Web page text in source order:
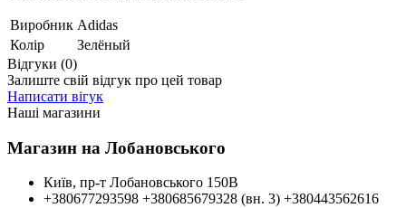
Виробник Adidas
Колір
Зелёный
Відгуки (0)
Залиште свій відгук про цей товар
Написати вігук
Наші магазини
Магазин на Лобановського
Київ, пр-т Лобановського 150В
+380677293598 +380685679328 (вн. 3) +380443562616